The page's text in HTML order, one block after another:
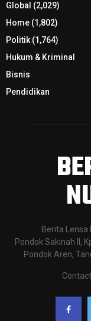
Global (2,029)
Home (1,802)
Politik(1,764)
Hukum & Kriminal
Bisnis
Pendidikan
Berita
Pondok Sakinah II,
Pondok Aren,